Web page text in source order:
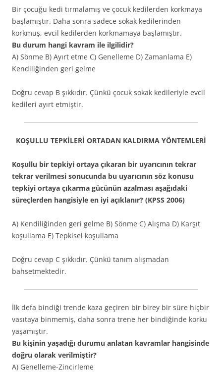
Bir çocuğu kedi tırmalamış ve çocuk kedilerden korkmaya
başlamıştır. Daha sonra sadece sokak kedilerinden
korkmuş, evcil kedilerden korkmamaya başlamıştır.
Bu durum hangi kavram ile ilgilidir?
A) Sönme B) Ayırt etme C) Genelleme D) Zamanlama E)
Kendiliğinden geri gelme
Doğru cevap B şıkkıdır. Çünkü çocuk sokak kedileriyle evcil
kedileri ayırt etmiştir.
KOŞULLU TEPKİLERİ ORTADAN KALDIRMA YÖNTEMLERİ
Koşullu bir tepkiyi ortaya çıkaran bir uyarıcının tekrar
tekrar verilmesi sonucunda bu uyarıcının söz konusu
tepkiyi ortaya çıkarma gücünün azalması aşağıdaki
süreçlerden hangisiyle en iyi açıklanır? (KPSS 2006)
A) Kendiliğinden geri gelme B) Sönme C) Alışma D) Karşıt
koşullama E) Tepkisel koşullama
Doğru cevap C şıkkıdır. Çünkü tanım alışmadan
bahsetmektedir.
İlk defa bindiği trende kaza geçiren bir birey bir süre hiçbir
vasıtaya binmemiş, daha sonra trene her bindiğinde korku
yaşamıştır.
Bu kişinin yaşadığı durumu anlatan kavramlar hangisinde
doğru olarak verilmiştir?
A) Genelleme-Zincirleme